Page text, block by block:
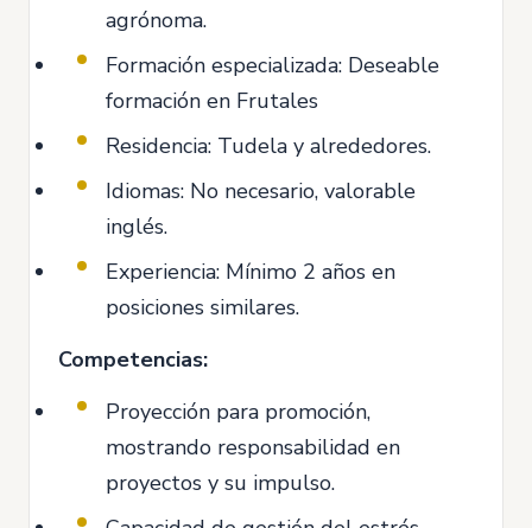
agrónoma.
Formación especializada: Deseable
formación en Frutales
Residencia: Tudela y alrededores.
Idiomas: No necesario, valorable
inglés.
Experiencia: Mínimo 2 años en
posiciones similares.
Competencias:
Proyección para promoción,
mostrando responsabilidad en
proyectos y su impulso.